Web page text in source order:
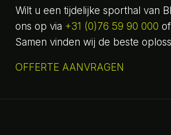
Wilt u een tijdelijke sporthal van
ons op via +31 (0)76 59 90 000 of
Samen vinden wij de beste
OFFERTE AANVRAGEN